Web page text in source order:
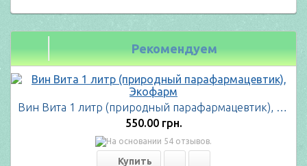
Рекомендуем
Вин Вита 1 литр (природный парафармацевтик), Экофарм
550.00 грн.